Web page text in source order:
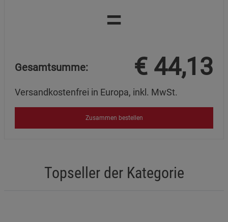
=
Gesamtsumme: € 44,13
Versandkostenfrei in Europa, inkl. MwSt.
Zusammen bestellen
Topseller der Kategorie